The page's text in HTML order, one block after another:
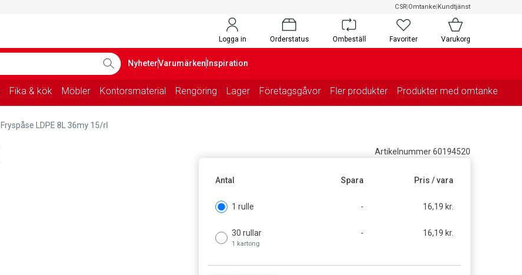
CSR|Omtanke|Kundtjänst
Logga in Orderstatus Ombeställ Favoriter Varukorg
NyheterVarumärken Inspiration
Fika & kök Möbler Kontorsmaterial Rengöring Lager Företagsgåvor Fler produkter Produkter med omtanke
Fryspåse LDPE 8L 36my 15/rl
Artikelnummer 60194520
Antal Spara Pris / vara
1 rulle - 16,19 kr.
30 rullar
1 kartong
- 16,19 kr.